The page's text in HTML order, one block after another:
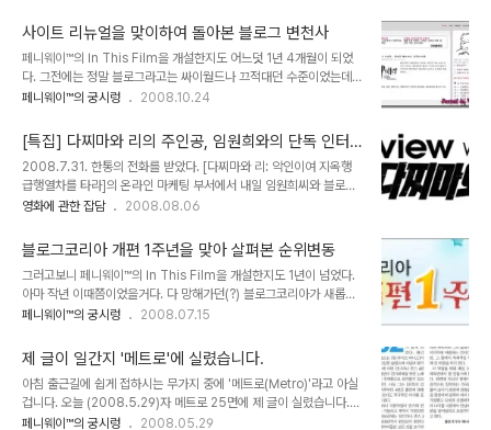
랍니다. 바로가기 클릭
ㅠ 특히 올 3,4월은 극심한 슬럼프에 빠져서 블로그 개설이래 처음으
로 월 방문자가 10만명을 밑도는 지경에 이르렀습니다. 오죽하면 블로
그 폐쇄를 심각하게 고려하기까지 했을까요.. 그럼에도 불구하고 슬기
롭게 슬럼프를 극복하고 또 많은 분들이 격려를 해준 덕에 올 한해도
풍성한 수확을 거둘 수 있는 시간이었습니다. 그럼 2008년 한해 제
객 200만 카운터 돌파 지난 ..
사이트 리뉴얼을 맞이하여 돌아본 블로그 변천사
페니웨이™의 In This Film을 개설한지도 어느덧 1년 4개월이 되었
다. 그전에는 정말 블로그라고는 싸이월드나 끄적대던 수준이었는데,
웹디자인에는 전혀 문외한인 필자가 티스토리라는 설치형 블로그 서
는 기본 스킨만을 사용했던지라 지금 돌이켜보면 썰렁하기 이를데 없
다. 다음은 그 초기당시의 캡쳐사진이다. 2007년 7월의 메인화면.
하하, 주제에 또 애드센스는 알아가지고 메인화면에 뻔뻔스럽게 광고
를 배치해놓은 저 모습을 보면 지금은 정말 낯뜨거운 장면이 아닐 수
없다. 배너라고는 찾아볼 수 없는 저 썰렁한 화면하며... 참으로 가관이
씩 변화가 생겼다. 아마 스킨위자드가 없었..
페니웨이™의 궁시렁 2008.10.24
[특집] 다찌마와 리의 주인공, 임원희와의 단독 인터
뷰!
2008.7.31. 한통의 전화를 받았다. [다찌마와 리: 악인이여 지옥행
급행열차를 타라]의 온라인 마케팅 부서에서 내일 임원희씨와 블로거
와의 인터뷰가 있을 예정이니, 가능하겠냐는 연락이었다. 다행히 오후
여러명의 영화 블로거가 함께 인터뷰를 진행할 예정이었는데, 모두 일
정이 안맞아 필자만 남게 된것.. 나와 임원희씨 단 둘이 뭔 얘기를 하겠
냐며 여배우로 바꿔달라는 간곡한(?) 부탁을 했지만 가볍게 거절당한
페니웨이™ ㅠㅠ 2008.8.1. 인터뷰 날이다. 뻘줌한 상황을 최대한 피
하고자 많은 질문을 준비한 페니웨이. 약속한 장소인 신사동의 모 스튜
다. 찜통 더위속에서 한..
영화에 관한 잡담 2008.08.06
블로그코리아 개편 1주년을 맞아 살펴본 순위변동
그러고보니 페니웨이™의 In This Film을 개설한지도 1년이 넘었다.
아마 작년 이때쯤이었을거다. 다 망해가던(?) 블로그코리아가 새롭게
개편을 한 시기가... 즉 오늘날의 블코는 페니웨이™와 비슷하게 출발했
는데, 작년에는 내 블로그 랭킹이 꽤 상위권이 위치했던걸로 기억된다.
작년 11월에 이와 관련된 포스트를 쓴 적이 있다. 2007/11/02 - [페
니웨이™의 궁시렁] - 블코랭킹 상위권 입성! 음... 꽤 흐뭇하지 않는
가? 전체 순위에서 톱10안에 들었다 하면 정말 작년에는 신인치곤 잘
나갔구나 하는 생각이 든다. 흐흐흐... 요즘은 이런 등수놀이가 다소 시
페니웨이™의 궁시렁 2008.07.15
제 글이 일간지 '메트로'에 실렸습니다.
아침 출근길에 쉽게 접하시는 무가지 중에 '메트로(Metro)'라고 아실
겁니다. 오늘 (2008.5.29)자 메트로 25면에 제 글이 실렸습니다.
제목은 "66세 해리슨 포드의 인디아나 존스4 캐스팅 비화"로 되어
페니웨이™의 궁시렁 2008.05.29